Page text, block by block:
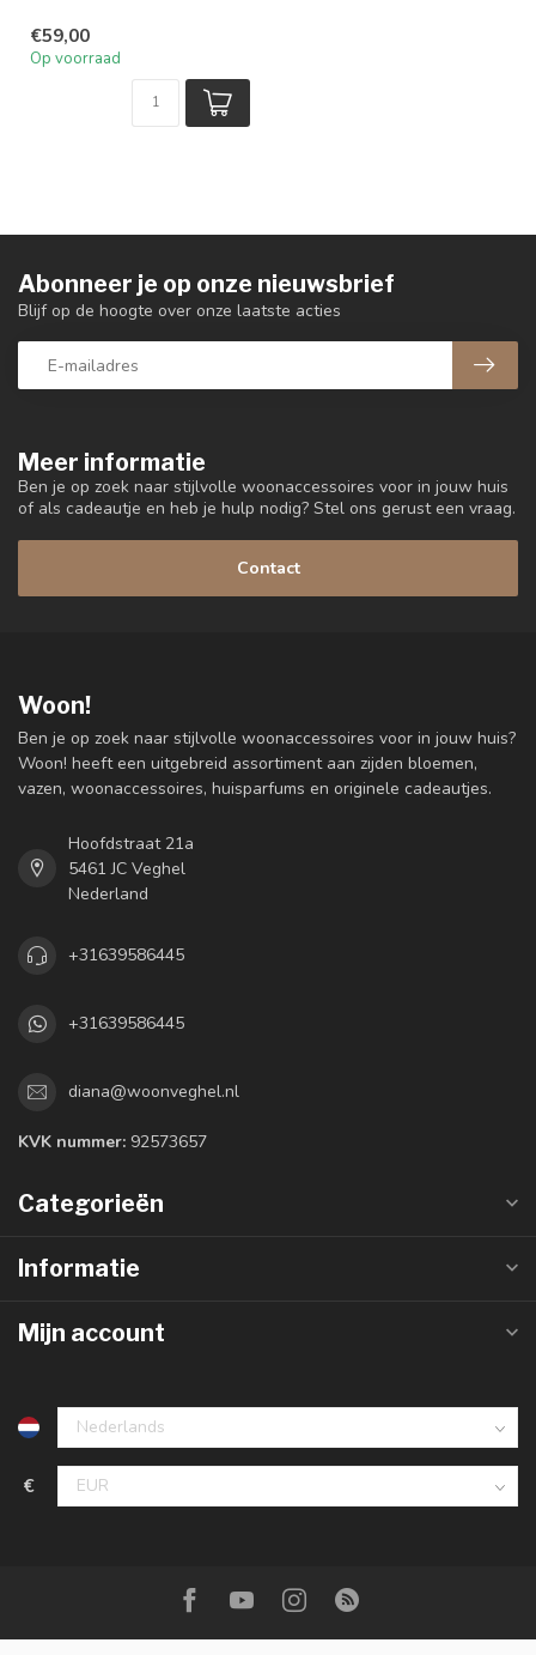
€59,00
Op voorraad
Meer informatie
Ben je op zoek naar stijlvolle woonaccessoires voor in jouw huis
of als cadeautje en heb je hulp nodig? Stel ons gerust een vraag.
Contact
Abonneer je op onze nieuwsbrief
Blijf op de hoogte over onze laatste acties
Woon!
Ben je op zoek naar stijlvolle woonaccessoires voor in jouw huis?
Woon! heeft een uitgebreid assortiment aan zijden bloemen,
vazen, woonaccessoires, huisparfums en originele cadeautjes.
Hoofdstraat 21a
5461 JC Veghel
Nederland
+31639586445
+31639586445
diana@woonveghel.nl
KVK nummer: 92573657
Categorieën
Informatie
Mijn account
€